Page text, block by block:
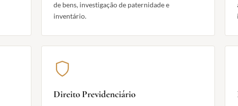
de bens, investigação de paternidade e
inventário.
Direito Previdenciário